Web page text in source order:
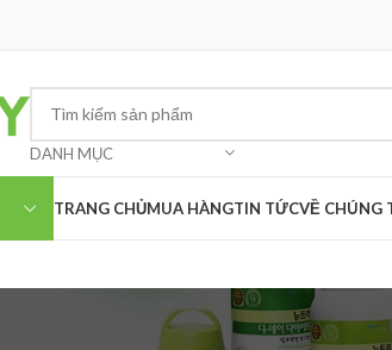
DANH MỤC
TRANG CHỦMUA HÀNGTIN TỨCVỀ CHÚNG